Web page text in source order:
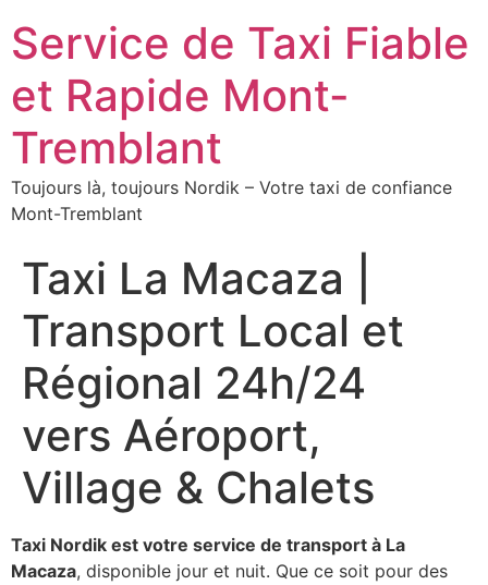
Service de Taxi Fiable
et Rapide Mont-
Tremblant
Toujours là, toujours Nordik – Votre taxi de confiance
Mont-Tremblant
Taxi La Macaza |
Transport Local et
Régional 24h/24
vers Aéroport,
Village & Chalets
Taxi Nordik est votre service de transport à La
Macaza, disponible jour et nuit. Que ce soit pour des